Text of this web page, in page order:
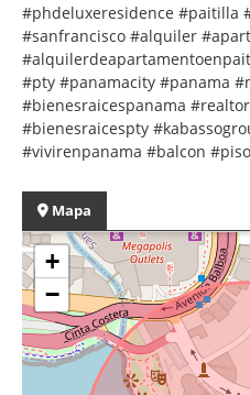
#phdeluxeresidence #paitilla
#sanfrancisco #alquiler
#pty #panamacity #panama
#bienesraicespanama
#bienesraicespty
#vivirenpanama #balcon
Mapa
+
−